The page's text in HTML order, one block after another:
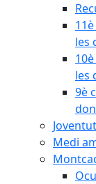
les
les
9è
Joventut
Medi